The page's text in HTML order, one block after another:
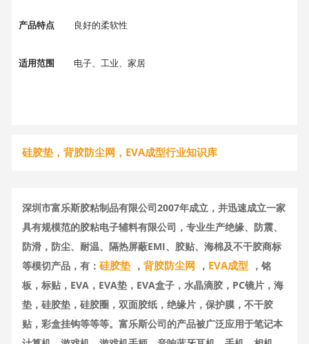
产品特点 良好的柔软性
适用范围 电子、工业、家居
硅胶垫，背胶防尘网，EVA成型行业知识库
深圳市富乐斯胶粘制品有限公司2007年成立，并迅速成立一家
具有规模范的胶粘电子辅料有限公司，专业生产绝缘、防震、
防滑，防尘、耐温、隔热屏蔽EMI、胶贴、海棉及不干胶商标
等模切产品，有：硅胶垫 ，背胶防尘网 ， EVA成型
，铭
板，标贴，EVA，EVA垫，EVA盒子，水晶滴胶，PC镜片，海
垫，硅胶垫，硅胶圈，双面胶纸，绝缘片，保护膜，不干胶
贴，彩盒挂钩等等等。富乐斯公司的产品被广泛应用于笔记本